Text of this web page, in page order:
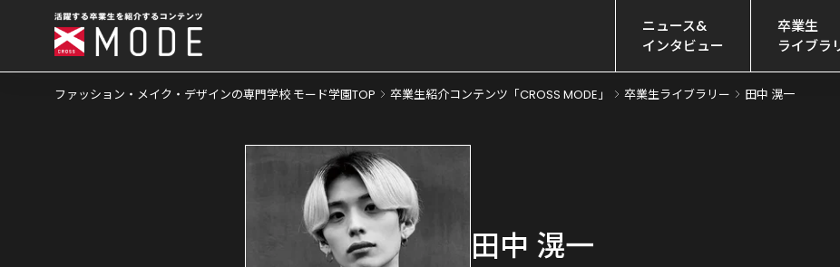
ニュース&
インタビュー
卒業生
ライブラ
ファッション・メイク・デザインの専門学校 モード学園TOP 卒業生紹介コンテンツ「CROSS MODE」 卒業生ライブラリー 田中 滉一
田中 滉一